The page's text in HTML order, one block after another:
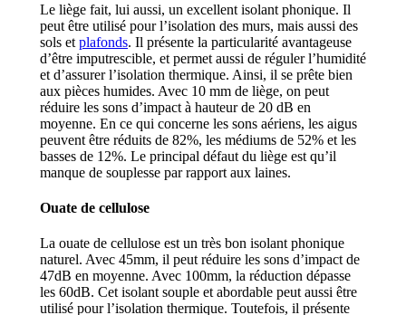
Le liège fait, lui aussi, un excellent isolant phonique. Il
peut être utilisé pour l’isolation des murs, mais aussi des
sols et plafonds. Il présente la particularité avantageuse
d’être imputrescible, et permet aussi de réguler l’humidité
et d’assurer l’isolation thermique. Ainsi, il se prête bien
aux pièces humides. Avec 10 mm de liège, on peut
réduire les sons d’impact à hauteur de 20 dB en
moyenne. En ce qui concerne les sons aériens, les aigus
peuvent être réduits de 82%, les médiums de 52% et les
basses de 12%. Le principal défaut du liège est qu’il
manque de souplesse par rapport aux laines.
Ouate de cellulose
La ouate de cellulose est un très bon isolant phonique
naturel. Avec 45mm, il peut réduire les sons d’impact de
47dB en moyenne. Avec 100mm, la réduction dépasse
les 60dB. Cet isolant souple et abordable peut aussi être
utilisé pour l’isolation thermique. Toutefois, il présente